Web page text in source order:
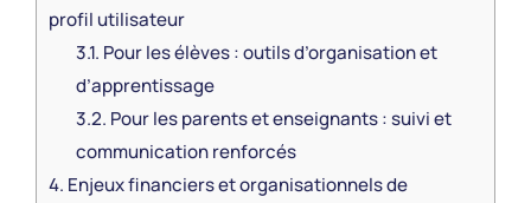
profil utilisateur
3.1. Pour les élèves : outils d’organisation et
d’apprentissage
3.2. Pour les parents et enseignants : suivi et
communication renforcés
4. Enjeux financiers et organisationnels de